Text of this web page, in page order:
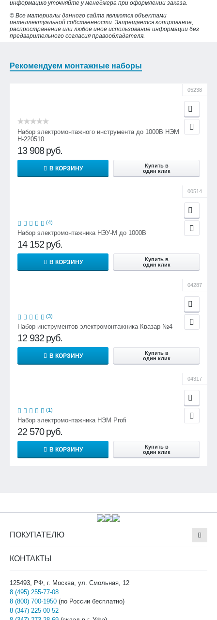
информацию уточняйте у менеджера при оформлении заказа.
© Все материалы данного сайта являются объектами
интеллектуальной собственности. Запрещается копирование,
распространение или любое иное использование информации без
предварительного согласия правообладателя.
Рекомендуем монтажные наборы
05238
Набор электромонтажного инструмента до 1000В НЭМ
Н-220510
13 908 руб.
В КОРЗИНУ
Купить в
один клик
00514
(4)
Набор электромонтажника НЭУ-М до 1000В
14 152 руб.
В КОРЗИНУ
Купить в
один клик
04287
(3)
Набор инструментов электромонтажника Квазар №4
12 932 руб.
В КОРЗИНУ
Купить в
один клик
04317
(1)
Набор электромонтажника НЭМ Profi
22 570 руб.
В КОРЗИНУ
Купить в
один клик
ПОКУПАТЕЛЮ
КОНТАКТЫ
125493, РФ, г. Москва, ул. Смольная, 12
8 (495) 255-77-08
8 (800) 700-1950 (по России бесплатно)
8 (347) 225-00-52